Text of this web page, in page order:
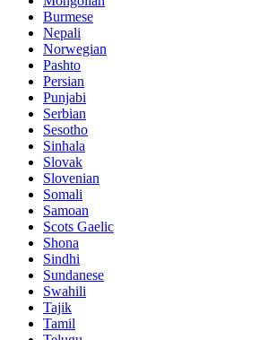
Burmese
Nepali
Norwegian
Pashto
Persian
Punjabi
Serbian
Sesotho
Sinhala
Slovak
Slovenian
Somali
Samoan
Scots Gaelic
Shona
Sindhi
Sundanese
Swahili
Tajik
Tamil